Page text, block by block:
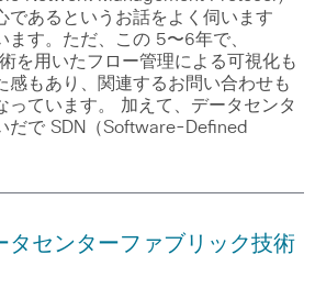
であるというお話をよく伺います
ます。ただ、この 5〜6年で、
を用いたフロー管理による可視化も
感もあり、関連するお問い合わせも
っています。 加えて、データセンタ
だで SDN（Software-Defined
タセンターファブリック技術